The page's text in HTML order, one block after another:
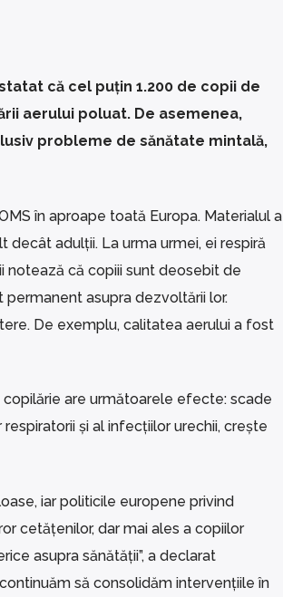
că cel puțin 1.200 de copii de
aerului poluat. De asemenea,
probleme de sănătate mintală,
în aproape toată Europa. Materialul a
adulții. La urma urmei, ei respiră
notează că copiii sunt deosebit de
asupra dezvoltării lor.
De exemplu, calitatea aerului a fost
are următoarele efecte: scade
și al infecțiilor urechii, crește
iar politicile europene privind
cetățenilor, dar mai ales a copiilor
asupra sănătății”, a declarat
să consolidăm intervențiile în